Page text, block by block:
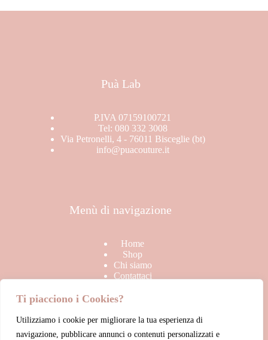
Ti piacciono i Cookies?
Utilizziamo i cookie per migliorare la tua esperienza di
navigazione, pubblicare annunci o contenuti personalizzati e
Puà Lab
P.IVA 07159100721
Tel: 080 332 3008
Via Petronelli, 4 - 76011 Bisceglie (bt)
info@puacouture.it
Menù di navigazione
Home
Shop
Chi siamo
Contattaci
Link Utili